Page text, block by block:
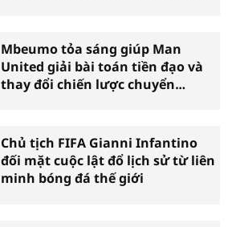
Mbeumo tỏa sáng giúp Man
United giải bài toán tiền đạo và
thay đổi chiến lược chuyển
Chủ tịch FIFA Gianni Infantino
đối mặt cuộc lật đổ lịch sử từ liên
minh bóng đá thế giới